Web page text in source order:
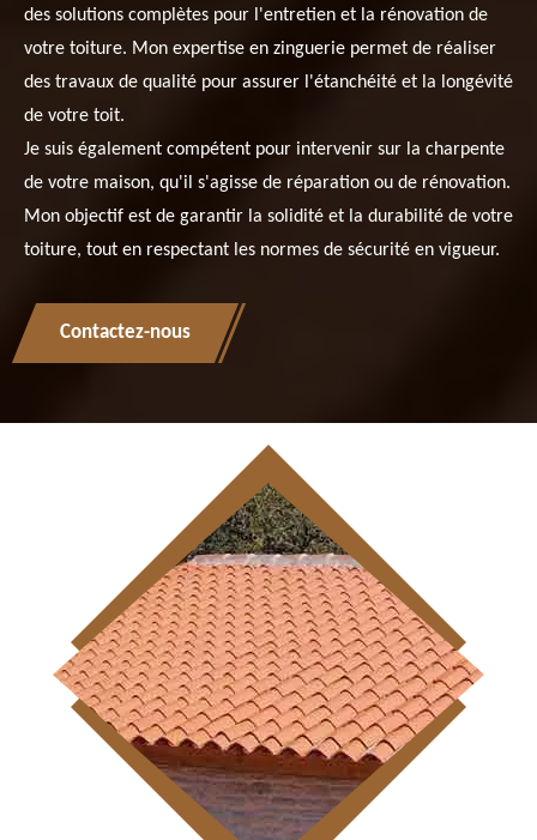
des solutions complètes pour l'entretien et la rénovation de
votre toiture. Mon expertise en zinguerie permet de réaliser
des travaux de qualité pour assurer l'étanchéité et la longévité
de votre toit.
Je suis également compétent pour intervenir sur la charpente
de votre maison, qu'il s'agisse de réparation ou de rénovation.
Mon objectif est de garantir la solidité et la durabilité de votre
toiture, tout en respectant les normes de sécurité en vigueur.
Contactez-nous